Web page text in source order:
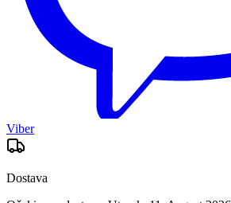
Viber
Dostava